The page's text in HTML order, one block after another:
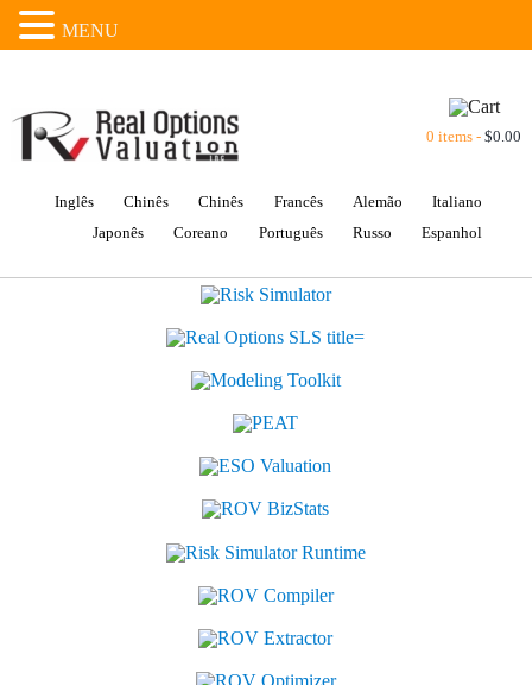
0 items -$0.00
Inglês Chinês Chinês Francês Alemão
Italiano
Japonês
Coreano Português Russo Espanhol
MENU